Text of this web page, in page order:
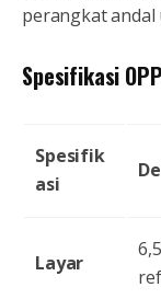
perangkat
Spesifikasi
Spesifik
asi
Layar